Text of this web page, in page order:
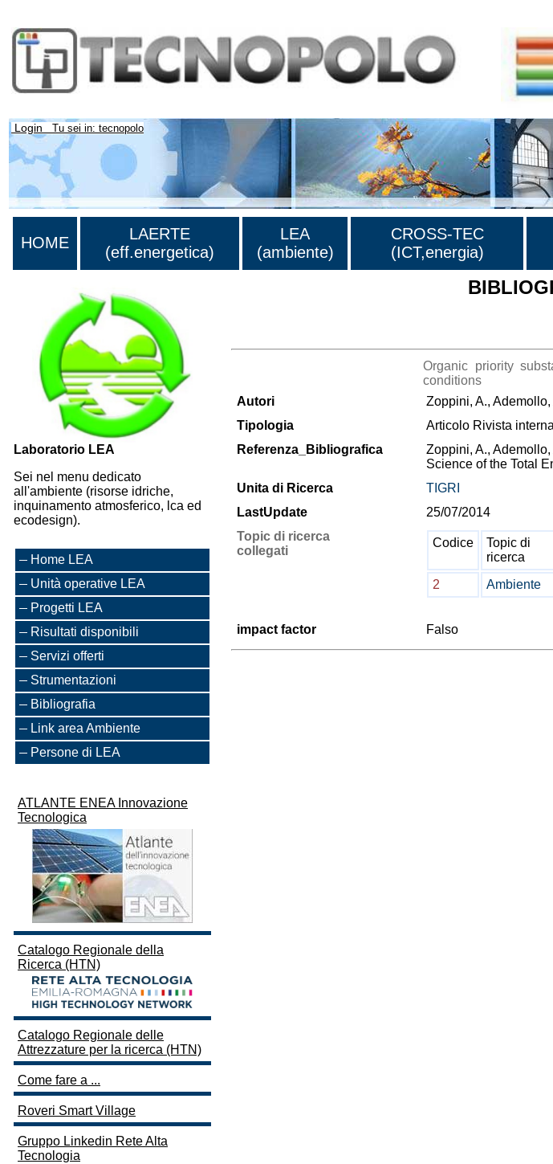
Login Tu sei in: tecnopolo
HOME
LAERTE
(eff.energetica)
LEA
(ambiente)
CROSS-TEC
(ICT,energia)
Laboratorio LEA
Sei nel menu dedicato
all'ambiente (risorse idriche,
inquinamento atmosferico, lca ed
ecodesign).
Home LEA
Unità operative LEA
Progetti LEA
Risultati disponibili
Servizi offerti
Strumentazioni
Bibliografia
Link area Ambiente
Persone di LEA
ATLANTE ENEA Innovazione
Tecnologica
Catalogo Regionale della
Ricerca (HTN)
Catalogo Regionale delle
Attrezzature per la ricerca (HTN)
Come fare a ...
Roveri Smart Village
Gruppo Linkedin Rete Alta
Tecnologia
Organic priority
conditions
Autori
Zoppini, A.,
Tipologia
Articolo Rivista
Referenza_Bibliografica
Zoppini, A.,
Science of the Total
Unita di Ricerca
TIGRI
LastUpdate
25/07/2014
Topic di ricerca
collegati
Codice
Topic di
ricerca
2 Ambiente
impact factor Falso